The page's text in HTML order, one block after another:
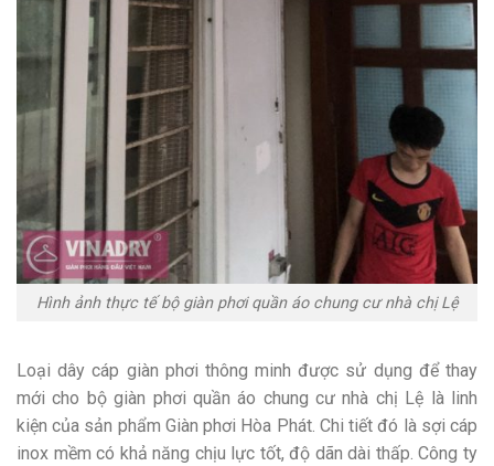
Hình ảnh thực tế bộ giàn phơi quần áo chung cư nhà chị Lệ
Loại dây cáp giàn phơi thông minh được sử dụng để thay
mới cho bộ giàn phơi quần áo chung cư nhà chị Lệ là linh
kiện của sản phẩm Giàn phơi Hòa Phát. Chi tiết đó là sợi cáp
inox mềm có khả năng chịu lực tốt, độ dãn dài thấp. Công ty